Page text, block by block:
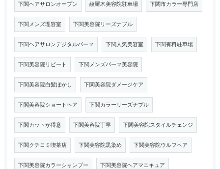
下関ヘアサロンオープン 綾羅木美容院駐車場 下関市カラー専門店
下関メンズ理容室 下関美容院リーズナブル
下関ヘアサロンデジタルパーマ 下関人気美容室 下関有料駐車場
下関美容院リピート 下関メンズパーマ美容院
下関美容院白髪ぼかし 下関美容院ダメージケア
下関美容院ショートヘア 下関カラーリーズナブル
下関カットが得意 下関美容院丁寧 下関美容院スタイルチェンジ
下関クチコミ喫茶店 下関美容院黒染め 下関美容院ウルフヘア
下関美容院カラーシャンプー 下関美容院ヘアマニキュア